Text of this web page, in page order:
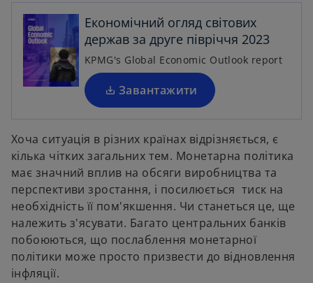
Економічний огляд світових
держав за друге півріччя 2023
KPMG's Global Economic Outlook report
Завантажити
n
s
i
n
a
n
w
t
a
b
Хоча ситуація в різних країнах відрізняється, є
кілька чітких загальних тем. Монетарна політика
має значний вплив на обсяги виробництва та
перспективи зростання, і посилюється тиск на
необхідність її пом'якшення. Чи станеться це, ще
належить з'ясувати. Багато центральних банків
побоюються, що послаблення монетарної
політики може просто призвести до відновлення
інфляції.